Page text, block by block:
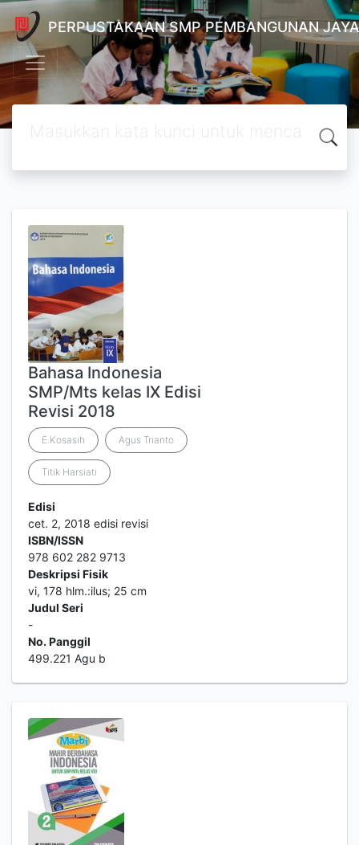
PERPUSTAKAAN SMP PEMBANGUNAN
Bahasa Indonesia
SMP/Mts kelas IX Edisi
Revisi 2018
E.Kosasih Agus Trianto
Titik Harsiati
Edisi
cet. 2, 2018 edisi revisi
ISBN/ISSN
978 602 282 9713
Deskripsi Fisik
vi, 178 hlm.:ilus; 25 cm
Judul Seri
-
No. Panggil
499.221 Agu b